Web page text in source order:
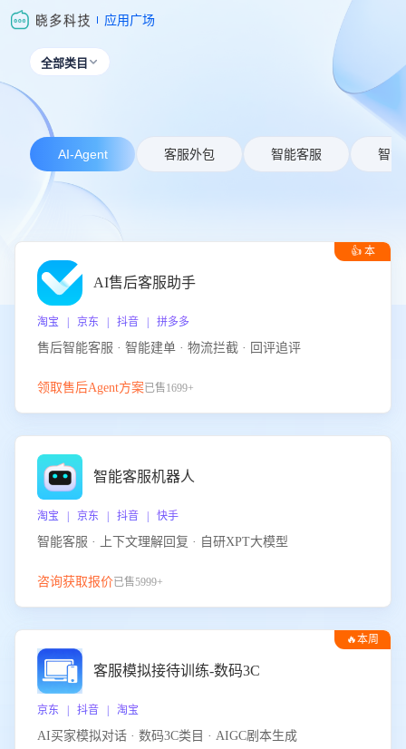
应用广场
全部类目 
AI-Agent 客服外包 智能客服 智能
👍 本
AI售后客服助手
淘宝 | 京东 | 抖音 | 拼多多
售后智能客服 · 智能建单 · 物流拦截 · 回评追评
领取售后Agent方案已售1699+
智能客服机器人
淘宝 | 京东 | 抖音 | 快手
智能客服 · 上下文理解回复 · 自研XPT大模型
咨询获取报价已售5999+
🔥本周
客服模拟接待训练-数码3C
京东 | 抖音 | 淘宝
AI买家模拟对话 · 数码3C类目 · AIGC剧本生成